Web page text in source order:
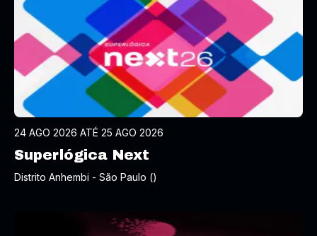
24 AGO 2026 ATÉ 25 AGO 2026
Superlógica Next
Distrito Anhembi - São Paulo ()